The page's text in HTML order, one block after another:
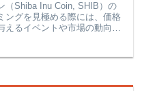
（Shiba Inu Coin, SHIB）の
ングを見極める際には、価格
えるイベントや市場の動向を
断基準を解説します。購入タ